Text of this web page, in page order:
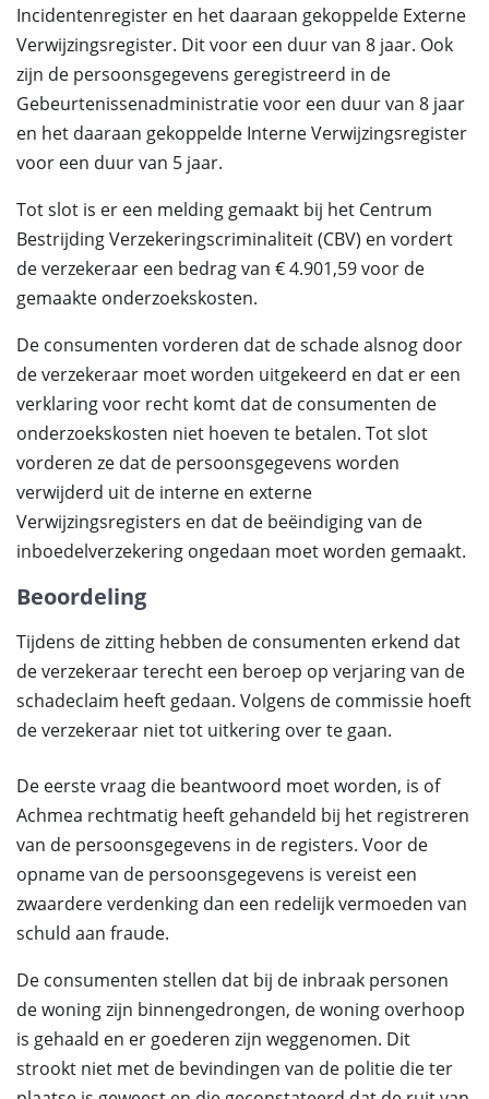
Incidentenregister en het daaraan gekoppelde Externe
Verwijzingsregister. Dit voor een duur van 8 jaar. Ook
zijn de persoonsgegevens geregistreerd in de
Gebeurtenissenadministratie voor een duur van 8 jaar
en het daaraan gekoppelde Interne Verwijzingsregister
voor een duur van 5 jaar.
Tot slot is er een melding gemaakt bij het Centrum
Bestrijding Verzekeringscriminaliteit (CBV) en vordert
de verzekeraar een bedrag van € 4.901,59 voor de
gemaakte onderzoekskosten.
De consumenten vorderen dat de schade alsnog door
de verzekeraar moet worden uitgekeerd en dat er een
verklaring voor recht komt dat de consumenten de
onderzoekskosten niet hoeven te betalen. Tot slot
vorderen ze dat de persoonsgegevens worden
verwijderd uit de interne en externe
Verwijzingsregisters en dat de beëindiging van de
inboedelverzekering ongedaan moet worden gemaakt.
Beoordeling
Tijdens de zitting hebben de consumenten erkend dat
de verzekeraar terecht een beroep op verjaring van de
schadeclaim heeft gedaan. Volgens de commissie hoeft
de verzekeraar niet tot uitkering over te gaan.
De eerste vraag die beantwoord moet worden, is of
Achmea rechtmatig heeft gehandeld bij het registreren
van de persoonsgegevens in de registers. Voor de
opname van de persoonsgegevens is vereist een
zwaardere verdenking dan een redelijk vermoeden van
schuld aan fraude.
De consumenten stellen dat bij de inbraak personen
de woning zijn binnengedrongen, de woning overhoop
is gehaald en er goederen zijn weggenomen. Dit
strookt niet met de bevindingen van de politie die ter